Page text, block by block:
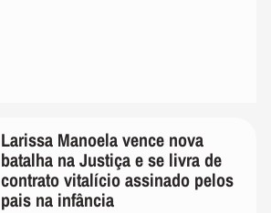
Larissa Manoela vence nova
batalha na Justiça e se livra de
contrato vitalício assinado pelos
pais na infância